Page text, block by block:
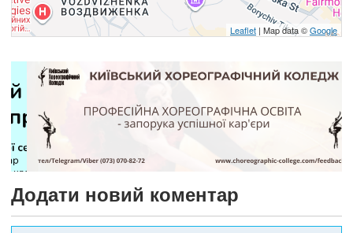
Leaflet | Map data ©Google
Додати новий коментар